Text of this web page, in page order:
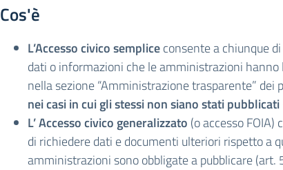
Cos'è
L’Accesso civico sempliceconsente a chiunque
dati o informazioni che le amministrazioni hanno
nella sezione “Amministrazione trasparente” dei
nei casi in cui gli stessi non siano stati pubblicati
L’ Accesso civico generalizzato (o accesso
di richiedere dati e documenti ulteriori rispetto a
amministrazioni sono obbligate a pubblicare (art.